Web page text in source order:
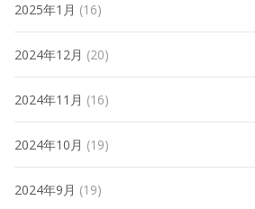
2025年1月 (16)
2024年12月 (20)
2024年11月 (16)
2024年10月 (19)
2024年9月 (19)